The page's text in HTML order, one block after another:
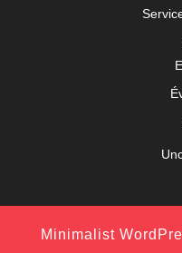
Minimalist